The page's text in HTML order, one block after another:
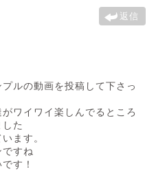
返信
ルの動画を投稿して下さっ
ワイワイ楽しんでるところ
た
ます。
ですね
す！